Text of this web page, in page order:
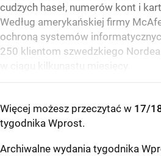
cudzych haseł, numerów kont i
Według amerykańskiej firmy
ochroną systemów
250 klientom szwedzkiego Nordea
w ciągu kilkunastu miesięcy.
Więcej możesz przeczytać w 17/
tygodnika Wprost.
Archiwalne wydania tygodnika